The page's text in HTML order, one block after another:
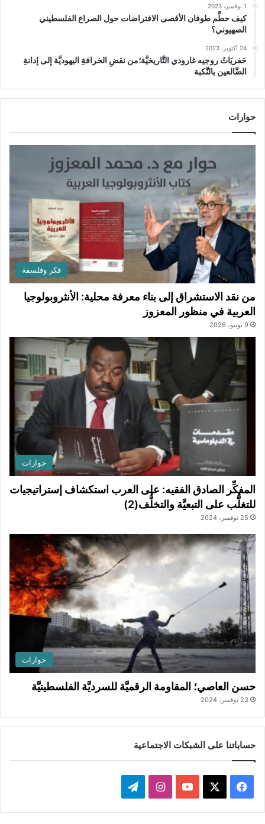
1 نوفمبر، 2023
كيف حطَّم طوفان الأقصى الافتراضات حول الصراع الفلسطيني
الصهيوني؟
24 أكتوبر، 2023
حَفريَاتُ روجيه غارودي التَّاريخيَّة؛من نقضِ الخرافةِ اليهوديَّة إلى إدانةِ
الضَّالعين بالنَّكبة
حوارات
فكر وفلسفة
من نقد الاستشراق إلى بناء معرفة محلية: الأنثروبولوجيا
العربية في منظور المعزوز
9 يونيو، 2026
حوارات
المفكِّر الصادق الفقيه: على العرب استكشاف إستراتيجيات
للتغلُّب على التبعيَّة والتخلُّف(2)
25 نوفمبر، 2024
حوارات
حسن العاصي؛ المقاومة الرقميَّة للسرديَّة الفلسطينيَّة
23 نوفمبر، 2024
حساباتنا على الشبكات الاجتماعية
ي
X
Y
ن
ي